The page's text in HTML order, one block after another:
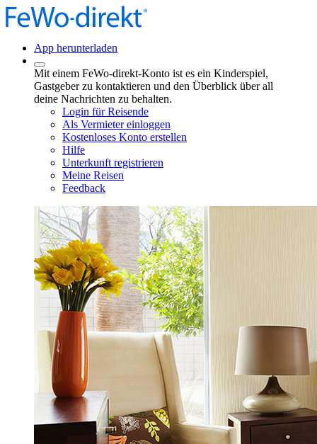
App herunterladen
Mit einem FeWo-direkt-Konto ist es ein Kinderspiel,
Gastgeber zu kontaktieren und den Überblick über all
deine Nachrichten zu behalten.
Login für Reisende
Als Vermieter einloggen
Kostenloses Konto erstellen
Hilfe
Unterkunft registrieren
Meine Reisen
Feedback